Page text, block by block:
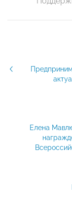
Елена